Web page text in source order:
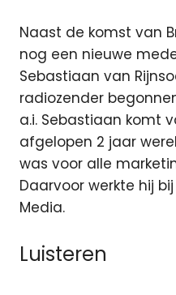
Naast de komst van
nog een nieuwe
Sebastiaan van
radiozender
a.i. Sebastiaan komt
afgelopen 2 jaar
was voor alle
Daarvoor werkte hij
Media.
Luisteren